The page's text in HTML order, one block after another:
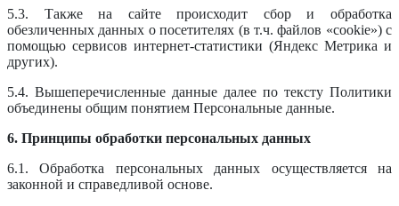
5.3. Также на сайте происходит сбор и обработка
обезличенных данных о посетителях (в т.ч. файлов «cookie») с
помощью сервисов интернет-статистики (Яндекс Метрика и
других).
5.4. Вышеперечисленные данные далее по тексту Политики
объединены общим понятием Персональные данные.
6. Принципы обработки персональных данных
6.1. Обработка персональных данных осуществляется на
законной и справедливой основе.